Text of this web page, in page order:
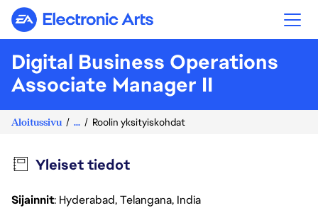
Electronic Arts
Digital Business Operations
Associate Manager II
Aloitussivu ... Roolin yksityiskohdat
Yleiset tiedot
Sijainnit: Hyderabad, Telangana, India